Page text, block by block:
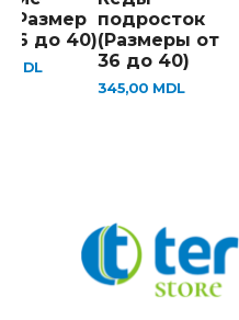
36 до 40)
MDL
подросток
(Размеры от
36 до 40)
345,00 MDL